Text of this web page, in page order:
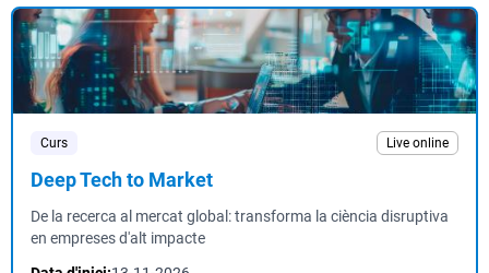
Curs Live online
Deep Tech to Market
De la recerca al mercat global: transforma la ciència disruptiva
en empreses d'alt impacte